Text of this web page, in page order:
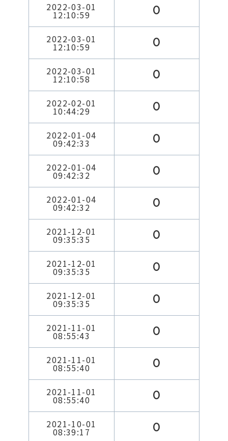
2022-03-01
12:10:59 0
2022-03-01
12:10:59 0
2022-03-01
12:10:58 0
2022-02-01
10:44:29 0
2022-01-04
09:42:33 0
2022-01-04
09:42:32 0
2022-01-04
09:42:32 0
2021-12-01
09:35:35 0
2021-12-01
09:35:35 0
2021-12-01
09:35:35 0
2021-11-01
08:55:43 0
2021-11-01
08:55:40 0
2021-11-01
08:55:40 0
2021-10-01
08:39:17 0